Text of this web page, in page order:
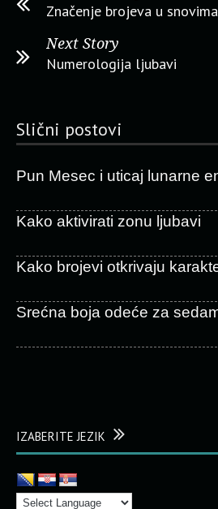
Značenje brojeva u snovima
Next Story
Numerologija ljubavi
Slični postovi
Pun Mesec i uticaj lunarne
Kako aktivirati zonu ljubavi
Kako brojevi otkrivaju
Srećna boja odeće za
IZABERITE JEZIK